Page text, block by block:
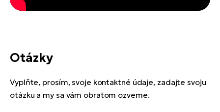
Otázky
Vyplňte, prosím, svoje kontaktné údaje, zadajte svoju
otázku a my sa vám obratom ozveme.